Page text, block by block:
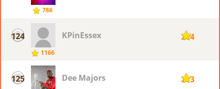
786
124
1166
KPinEssex 214
125 Dee Majors 213